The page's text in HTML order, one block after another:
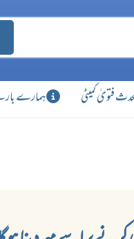
فتویٰ کمیٹی ہمارے